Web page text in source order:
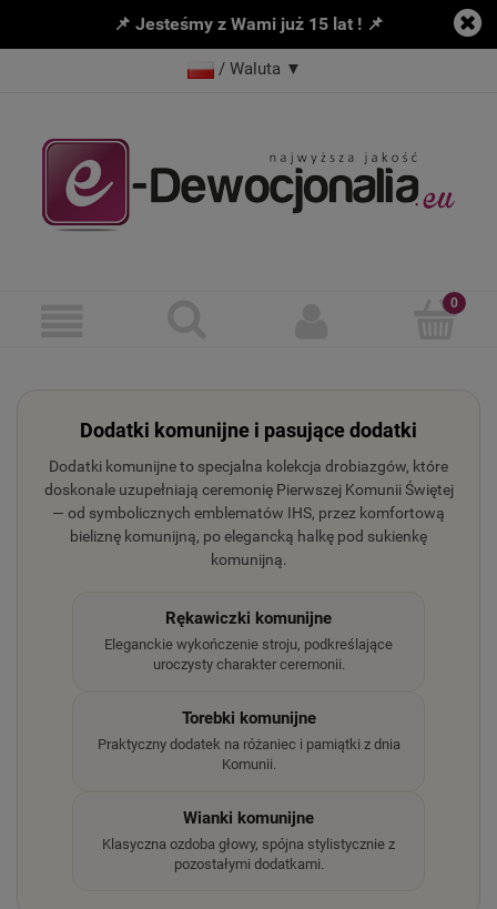
📌 Jesteśmy z Wami już 15 lat ! 📌
/ Waluta ▼
Dodatki komunijne i pasujące dodatki
Dodatki komunijne to specjalna kolekcja drobiazgów, które
doskonale uzupełniają ceremonię Pierwszej Komunii Świętej
— od symbolicznych emblematów IHS, przez komfortową
bieliznę komunijną, po elegancką halkę pod sukienkę
komunijną.
Rękawiczki komunijne
Eleganckie wykończenie stroju, podkreślające
uroczysty charakter ceremonii.
Torebki komunijne
Praktyczny dodatek na różaniec i pamiątki z dnia
Komunii.
Wianki komunijne
Klasyczna ozdoba głowy, spójna stylistycznie z
pozostałymi dodatkami.